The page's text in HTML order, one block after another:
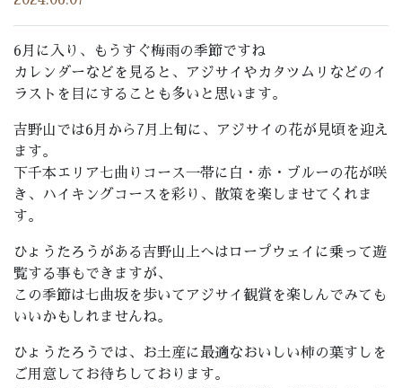
6月に入り、もうすぐ梅雨の季節ですね
カレンダーなどを見ると、アジサイやカタツムリなどのイ
ラストを目にすることも多いと思います。
吉野山では6月から7月上旬に、アジサイの花が見頃を迎え
ます。
下千本エリア七曲りコース一帯に白・赤・ブルーの花が咲
き、ハイキングコースを彩り、散策を楽しませてくれま
す。
ひょうたろうがある吉野山上へはロープウェイに乗って遊
覧する事もできますが、
この季節は七曲坂を歩いてアジサイ観賞を楽しんでみても
いいかもしれませんね。
ひょうたろうでは、お土産に最適なおいしい柿の葉すしを
ご用意してお待ちしております。